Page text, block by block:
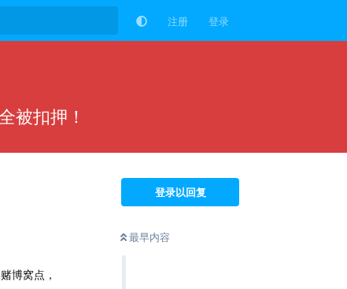
注册 登录
被扣押！
登录以回复
最早内容
博窝点，